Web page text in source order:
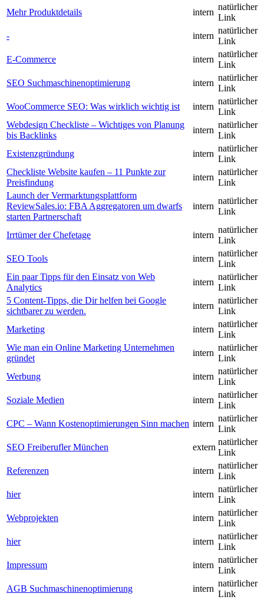
Mehr Produktdetails
intern
natürlicher
Link
-
intern
natürlicher
Link
E-Commerce
intern
natürlicher
Link
SEO Suchmaschinenoptimierung
intern
natürlicher
Link
WooCommerce SEO: Was wirklich wichtig ist
intern
natürlicher
Link
Webdesign Checkliste – Wichtiges von Planung
bis Backlinks
intern
natürlicher
Link
Existenzgründung
intern
natürlicher
Link
Checkliste Website kaufen – 11 Punkte zur
Preisfindung
intern
natürlicher
Link
Launch der Vermarktungsplattform
ReviewSales.io: FBA Aggregatoren um dwarfs
starten Partnerschaft
intern
natürlicher
Link
Irrtümer der Chefetage intern
natürlicher
Link
SEO Tools
intern
natürlicher
Link
Ein paar Tipps für den Einsatz von Web
Analytics
intern
natürlicher
Link
5 Content-Tipps, die Dir helfen bei Google
sichtbarer zu werden.
intern
natürlicher
Link
Marketing
intern
natürlicher
Link
Wie man ein Online Marketing Unternehmen
gründet
intern
natürlicher
Link
Werbung
intern
natürlicher
Link
Soziale Medien
intern
natürlicher
Link
CPC – Wann Kostenoptimierungen Sinn machen intern
natürlicher
Link
SEO Freiberufler München
extern
natürlicher
Link
Referenzen
intern
natürlicher
Link
hier
intern
natürlicher
Link
Webprojekten
intern
natürlicher
Link
hier
intern
natürlicher
Link
Impressum
intern
natürlicher
Link
AGB Suchmaschinenoptimierung
intern
natürlicher
Link